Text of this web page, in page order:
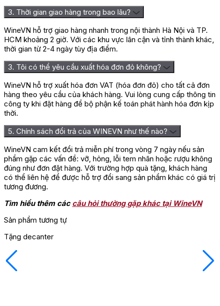
3. Thời gian giao hàng trong bao lâu?
WineVN hỗ trợ giao hàng nhanh trong nội thành Hà Nội và TP.
HCM khoảng 2 giờ. Với các khu vực lân cận và tỉnh thành khác,
thời gian từ 2-4 ngày tùy địa điểm.
3. Tôi có thể yêu cầu xuất hóa đơn đỏ không?
WineVN hỗ trợ xuất hóa đơn VAT (hóa đơn đỏ) cho tất cả đơn
hàng theo yêu cầu của khách hàng. Vui lòng cung cấp thông tin
công ty khi đặt hàng để bộ phận kế toán phát hành hóa đơn kịp
thời.
5. Chính sách đổi trả của WINEVN như thế nào?
WineVN cam kết đổi trả miễn phí trong vòng 7 ngày nếu sản
phẩm gặp các vấn đề: vỡ, hỏng, lỗi tem nhãn hoặc rượu không
đúng như đơn đặt hàng. Với trường hợp quà tặng, khách hàng
có thể liên hệ để được hỗ trợ đổi sang sản phẩm khác có giá trị
tương đương.
Tìm hiểu thêm các câu hỏi thường gặp khác tại WineVN
Sản phẩm tương tự
Tặng decanter